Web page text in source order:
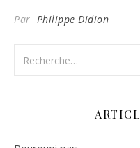
Par Philippe Didion